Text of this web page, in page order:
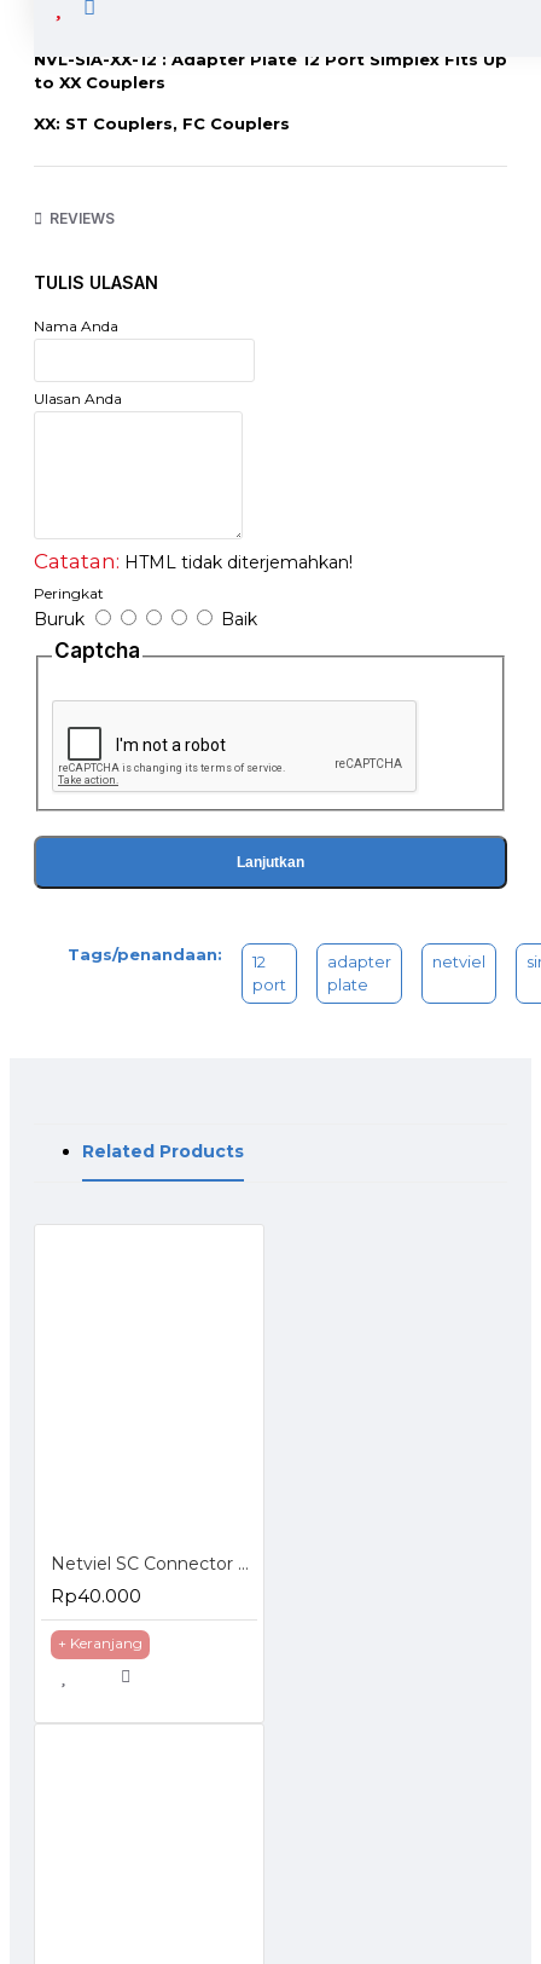
NVL-SIA-XX-12 : Adapter Plate 12 Port Simplex Fits Up
to XX Couplers
XX: ST Couplers, FC Couplers
http://www.netviel.com
REVIEWS
TULIS ULASAN
Nama Anda
Ulasan Anda
Catatan: HTML tidak diterjemahkan!
Peringkat
Buruk Baik
Captcha
Lanjutkan
Tags/penandaan:
12
port
adapter
plate
netviel
Related Products
Netviel SC Connector Epoxy Simplex
Rp40.000
+ Keranjang